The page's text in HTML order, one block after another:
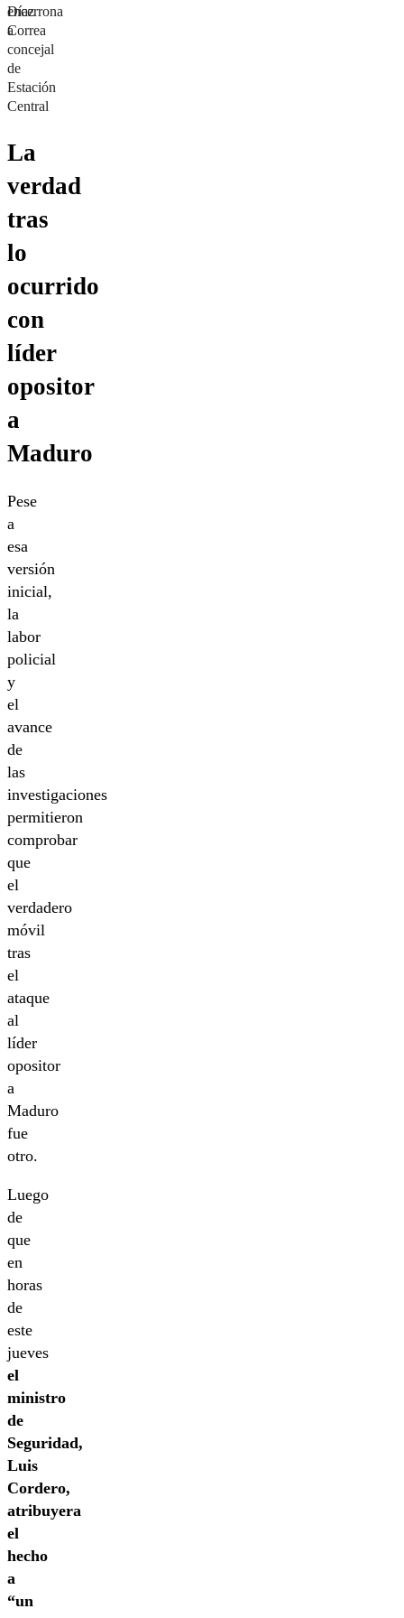
Díaz
Correa
encerrona
a
concejal
de
Estación
Central
La
verdad
tras
lo
ocurrido
con
líder
opositor
a
Maduro
Pese
a
esa
versión
inicial,
la
labor
policial
y
el
avance
de
las
investigaciones
permitieron
comprobar
que
el
verdadero
móvil
tras
el
ataque
al
líder
opositor
a
Maduro
fue
otro.
Luego
de
que
en
horas
de
este
jueves
el
ministro
de
Seguridad,
Luis
Cordero,
atribuyera
el
hecho
a
“un